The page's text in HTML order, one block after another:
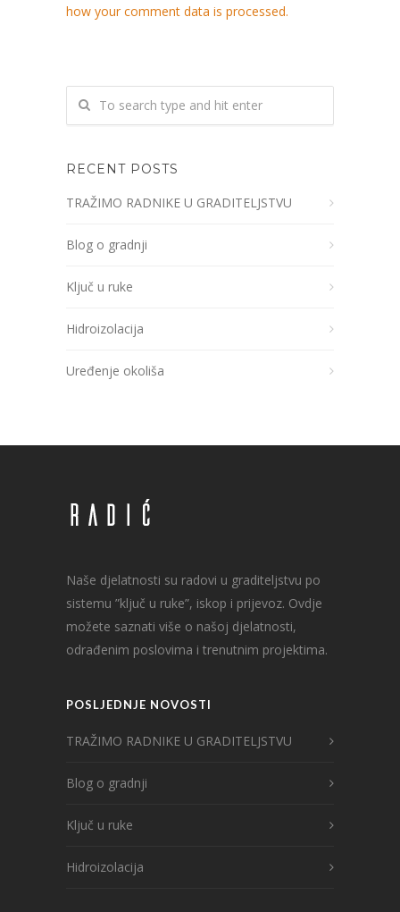
how your comment data is processed.
RECENT POSTS
TRAŽIMO RADNIKE U GRADITELJSTVU
Blog o gradnji
Ključ u ruke
Hidroizolacija
Uređenje okoliša
Naše djelatnosti su radovi u graditeljstvu po
sistemu ”ključ u ruke”, iskop i prijevoz. Ovdje
možete saznati više o našoj djelatnosti,
odrađenim poslovima i trenutnim projektima.
POSLJEDNJE NOVOSTI
TRAŽIMO RADNIKE U GRADITELJSTVU
Blog o gradnji
Ključ u ruke
Hidroizolacija